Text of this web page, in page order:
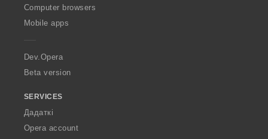
O
p
a
Computer browsers
Mobile apps
Dev.Opera
Beta version
SERVICES
Дадаткі
Opera account